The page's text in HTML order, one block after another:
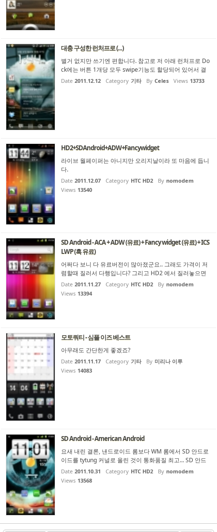
대충 구성한 런처프로 (...)
별거 없지만 쓰기엔 편합니다. 참고로 저 아래 런처프로 Do
ck에는 버튼 1개당 모두 swipe기능도 할당되어 있어서 결
론적으로 버튼 10개나 마찬가지...
Date 2011.12.12 Category 기타 By Celes Views 13733
HD2+SDAndroid+ADW+Fancywidget
라이브 월페이퍼는 아니지만 오리지날이라 또 마음에 듭니
다.
Date 2011.12.07 Category HTC HD2 By nomodem
Views 13540
SD Android - ACA + ADW (유료) + Fancy widget (유료) + ICS
LWP (흑 유료)
어쩌다 보니 다 유료버전이 많아졌군요.. 그래도 가격이 저
렴할때 질러서 다행입니다? 그리고 HD2 에서 질러놓으면
또 다른 보유기종에서도 쓸 수 있어서 ....(계정 구매가 참 좋
아요, 이런점이)
Date 2011.11.27 Category HTC HD2 By nomodem
Views 13394
모토쿼티 - 심플 이즈 베스트
아무래도 간단한게 좋겠죠?
Date 2011.11.17 Category 기타 By 미리나 이루
Views 14083
SD Android - American Android
요새 내린 결론, 낸드로이드 롬보다 WM 롬에서 SD 안드로
이드를 tytung 커널로 올린 것이 통화품질 최고... SD 안드
로이드는 대용량 배터리 잘 지원하는 아메리칸 안드로이드
만세.
Date 2011.10.31 Category HTC HD2 By nomodem
Views 13568